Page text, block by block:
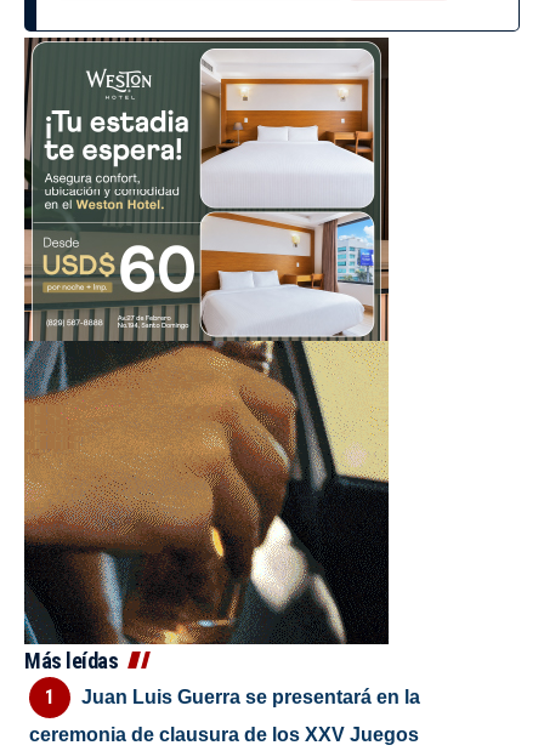
Más leídas
Juan Luis Guerra se presentará en la
ceremonia de clausura de los XXV Juegos